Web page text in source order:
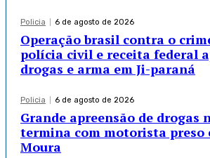
Policia 6 de agosto de 2026
Operação brasil contra o
polícia civil e receita federal
drogas e arma em Ji-paraná
Policia 6 de agosto de 2026
Grande apreensão de drogas
termina com motorista preso
Moura